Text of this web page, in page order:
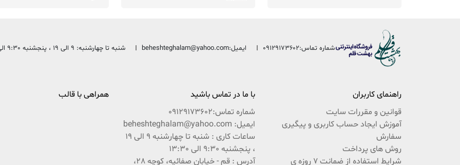
شماره تماس:09129173602 ایمیل:beheshteghalam@yahoo.com شنبه تا چهارشنبه: 9 الی 19 ، پنجشنبه 9:30 الی 13:30
راهنمای کاربران
قوانین و مقررات سایت
آموزش ایجاد حساب کاربری و پیگیری
سفارش
روش های پرداخت
شرایط استفاده از ضمانت 7 روزه ی
با ما در تماس باشید
شماره تماس:09129173602
ایمیل: beheshteghalam@yahoo.com
ساعات کاری : شنبه تا چهارشنبه 9 الی 19
، پنجشنبه 9:30 الی 13:30
آدرس : قم - خیابان صفائیه، کوچه 28،
همراهی با قالب